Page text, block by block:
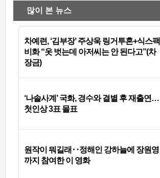
많이 본 뉴스
차예련, ‘김부장’ 주상욱 링거투혼+식스팩
비화 “옷 벗는데 아저씨는 안 된다고”(차
장금)
‘나솔사계’ 국화, 경수와 결별 후 재출연…
첫인상 3표 몰표
원작이 뭐길래‥정해인 강하늘에 장원영
까지 참여한 이 영화